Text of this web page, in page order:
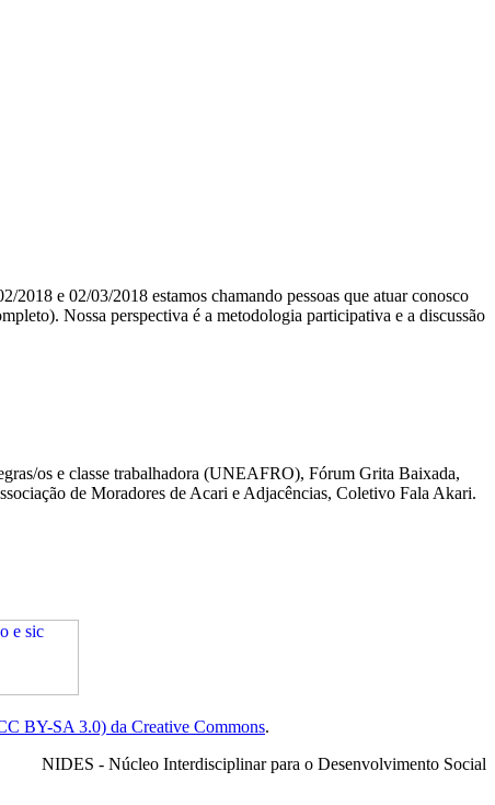
e 02/03/2018 estamos chamando pessoas que atuar conosco
Nossa perspectiva é a metodologia participativa e a discussão
os e classe trabalhadora (UNEAFRO), Fórum Grita Baixada,
de Moradores de Acari e Adjacências, Coletivo Fala Akari.
BY-SA 3.0) da Creative Commons.
NIDES - Núcleo Interdisciplinar para o Desenvolvimento Social